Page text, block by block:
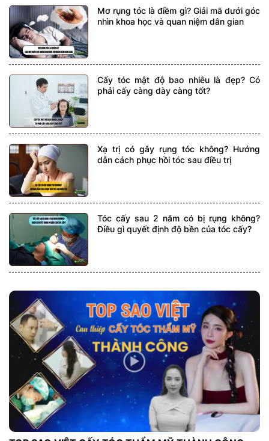
Mơ rụng tóc là điềm gì? Giải mã dưới góc
nhìn khoa học và quan niệm dân gian
Cấy tóc mật độ bao nhiêu là đẹp? Có
phải cấy càng dày càng tốt?
Xạ trị có gây rụng tóc không? Hướng
dẫn cách phục hồi tóc sau điều trị
Tóc cấy sau 2 năm có bị rụng không?
Điều gì quyết định độ bền của tóc cấy?